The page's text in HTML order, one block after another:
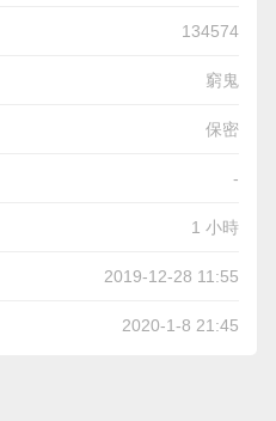
134574
窮鬼
保密
-
1 小時
2019-12-28 11:55
2020-1-8 21:45